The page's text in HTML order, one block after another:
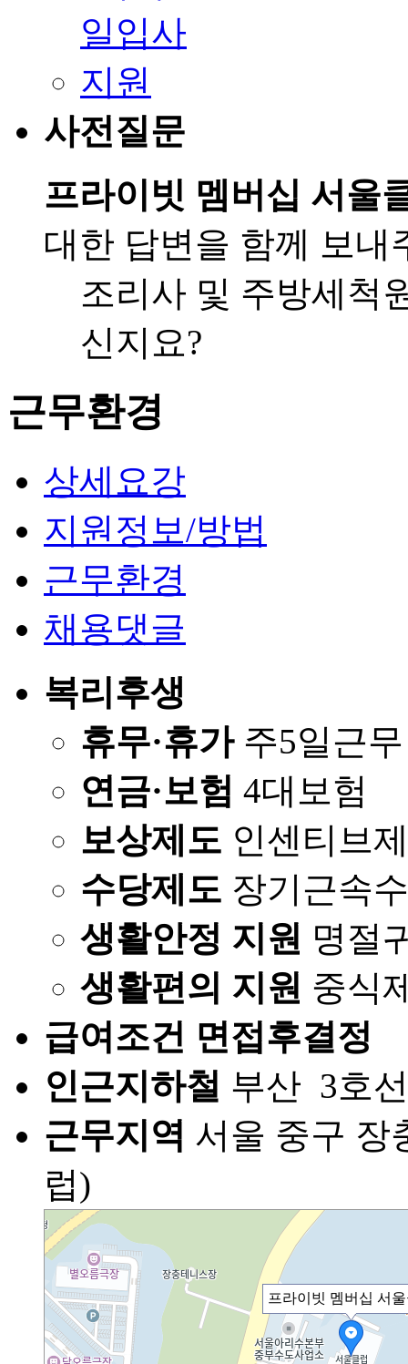
사전질문
프라이빗 멤버십 서울
대한 답변을 함께 보내
조리사 및 주방세척
신지요?
근무환경
상세요강
지원정보/방법
근무환경
채용댓글
복리후생
휴무·휴가주5일근무
연금·보험 4대보험
보상제도 인센티브
수당제도 장기근속
생활안정 지원 명절
생활편의 지원 중식
급여조건 면접후결정
인근지하철 부산 3
근무지역 서울 중구 장
럽)
프라이빗 멤버십 서